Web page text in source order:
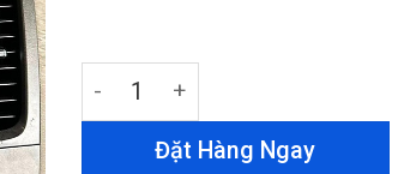
Màn Hình Android 13 Inch
Đặt Hàng Ngay